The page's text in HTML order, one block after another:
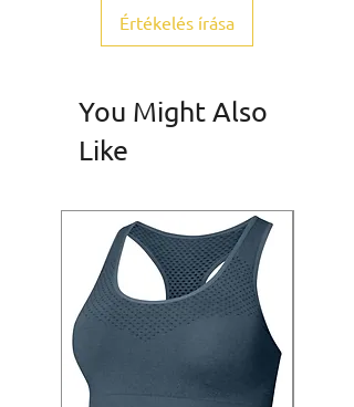
Értékelés írása
You Might Also
Like